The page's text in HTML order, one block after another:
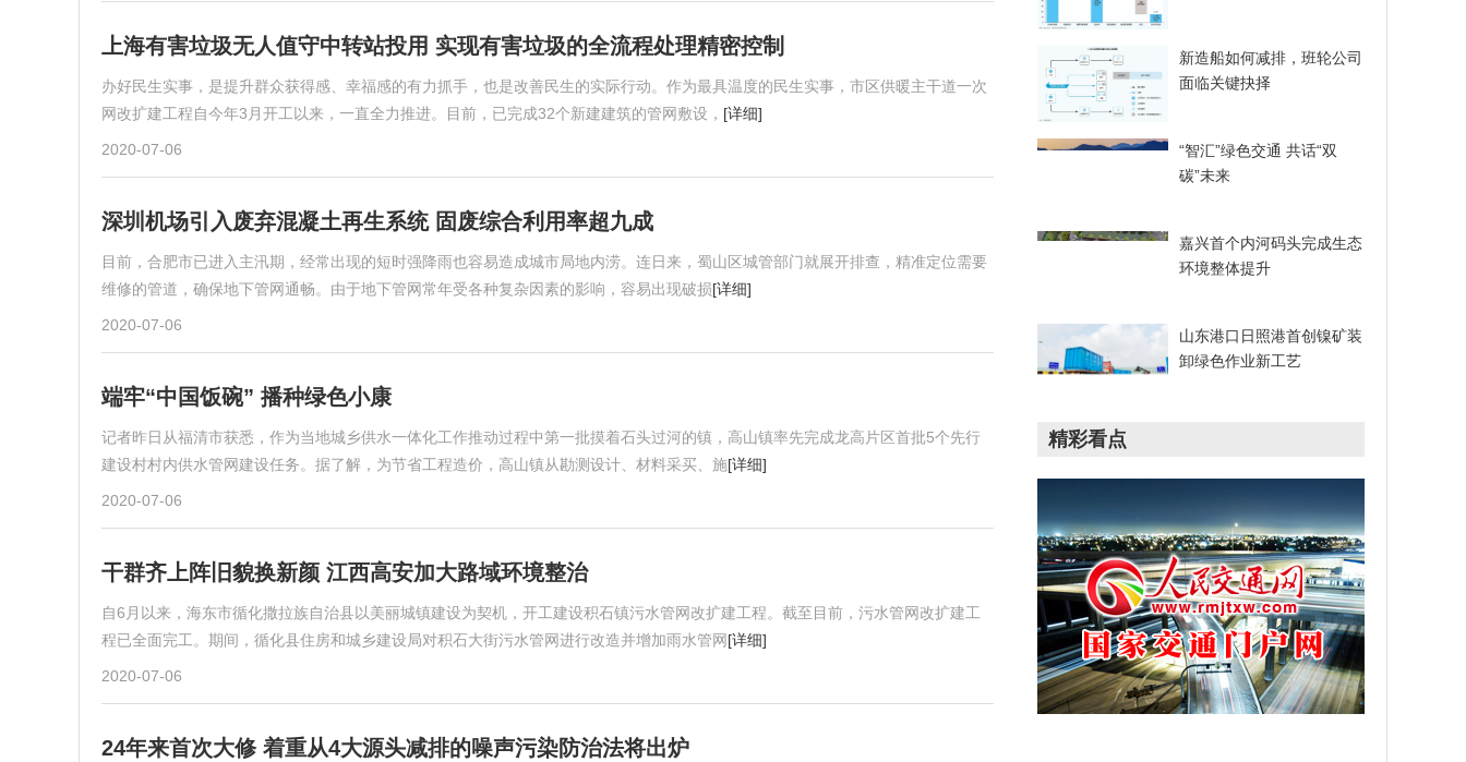
上海有害垃圾无人值守中转站投用 实现有害垃圾的全流程处理精密控制
办好民生实事，是提升群众获得感、幸福感的有力抓手，也是改善民生的实际行动。作为最具温度的民生实事，市区供暖主干道一次
网改扩建工程自今年3月开工以来，一直全力推进。目前，已完成32个新建建筑的管网敷设， [详细]
2020-07-06
深圳机场引入废弃混凝土再生系统 固废综合利用率超九成
目前，合肥市已进入主汛期，经常出现的短时强降雨也容易造成城市局地内涝。连日来，蜀山区城管部门就展开排查，精准定位需要
维修的管道，确保地下管网通畅。由于地下管网常年受各种复杂因素的影响，容易出现破损[详细]
2020-07-06
端牢“中国饭碗” 播种绿色小康
记者昨日从福清市获悉，作为当地城乡供水一体化工作推动过程中第一批摸着石头过河的镇，高山镇率先完成龙高片区首批5个先行
建设村村内供水管网建设任务。据了解，为节省工程造价，高山镇从勘测设计、材料采买、施[详细]
2020-07-06
干群齐上阵旧貌换新颜 江西高安加大路域环境整治
自6月以来，海东市循化撒拉族自治县以美丽城镇建设为契机，开工建设积石镇污水管网改扩建工程。截至目前，污水管网改扩建工
程已全面完工。期间，循化县住房和城乡建设局对积石大街污水管网进行改造并增加雨水管网[详细]
2020-07-06
24年来首次大修 着重从4大源头减排的噪声污染防治法将出炉
新造船如何减排，班轮公司
面临关键抉择
“智汇”绿色交通 共话“双
碳”未来
嘉兴首个内河码头完成生态
环境整体提升
山东港口日照港首创镍矿装
卸绿色作业新工艺
精彩看点